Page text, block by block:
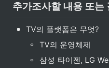
추가조사할 내용 또는
• TV의 플랫폼은 무엇?
◦ TV의 운영체제
◦ 삼성 타이젠, LG